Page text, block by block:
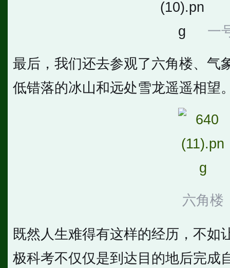
一
最后，我们还去参观了六角楼、气
低错落的冰山和远处雪龙遥遥相望
六角楼
既然人生难得有这样的经历，不如
极科考不仅仅是到达目的地后完成